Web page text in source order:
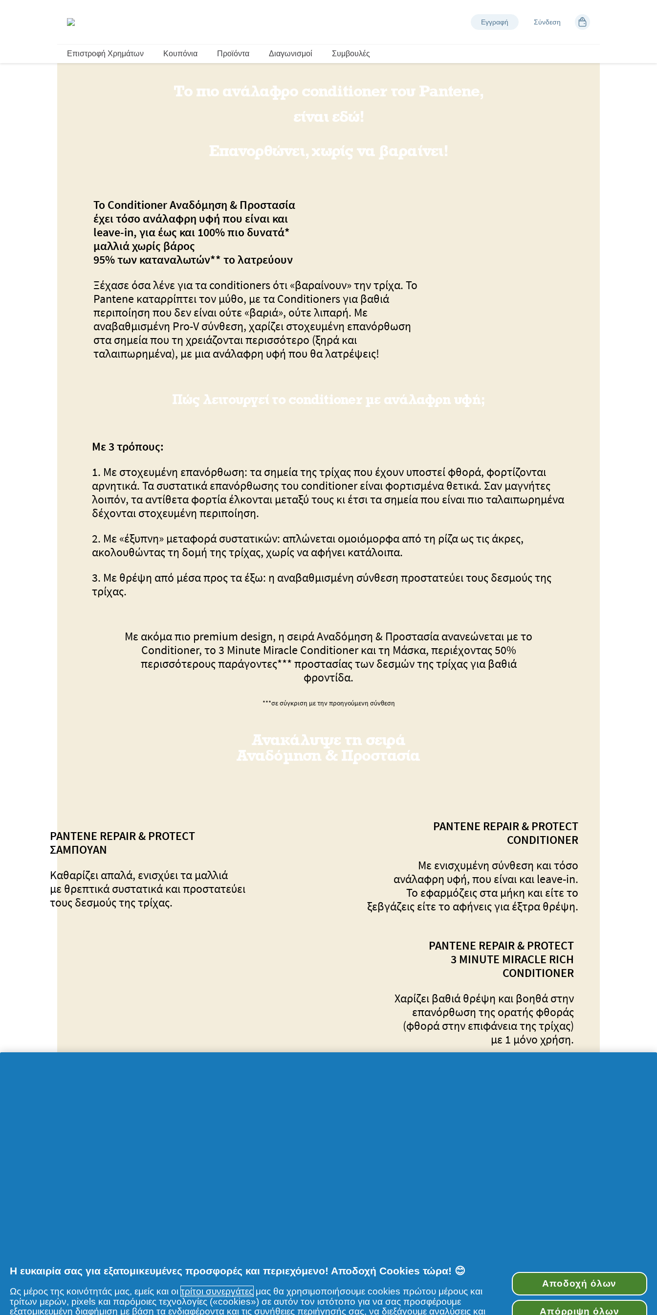
Εγγραφή Σύνδεση
Επιστροφή Χρημάτων Κουπόνια Προϊόντα Διαγωνισμοί Συμβουλές
Το πιο ανάλαφρο conditioner του Pantene,
είναι εδώ!
Επανορθώνει, χωρίς να βαραίνει!
Το Conditioner Αναδόμηση & Προστασία
έχει τόσο ανάλαφρη υφή που είναι και
leave-in, για έως και 100% πιο δυνατά*
μαλλιά χωρίς βάρος
95% των καταναλωτών** το λατρεύουν
Ξέχασε όσα λένε για τα conditioners ότι «βαραίνουν» την τρίχα. Το
Pantene καταρρίπτει τον μύθο, με τα Conditioners για βαθιά
περιποίηση που δεν είναι ούτε «βαριά», ούτε λιπαρή. Με
αναβαθμισμένη Pro-V σύνθεση, χαρίζει στοχευμένη επανόρθωση
στα σημεία που τη χρειάζονται περισσότερο (ξηρά και
ταλαιπωρημένα), με μια ανάλαφρη υφή που θα λατρέψεις!
Πώς λειτουργεί το conditioner με ανάλαφρη υφή;
Με 3 τρόπους:
1. Με στοχευμένη επανόρθωση: τα σημεία της τρίχας που έχουν υποστεί φθορά, φορτίζονται
αρνητικά. Τα συστατικά επανόρθωσης του conditioner είναι φορτισμένα θετικά. Σαν μαγνήτες
λοιπόν, τα αντίθετα φορτία έλκονται μεταξύ τους κι έτσι τα σημεία που είναι πιο ταλαιπωρημένα
δέχονται στοχευμένη περιποίηση.
2. Με «έξυπνη» μεταφορά συστατικών: απλώνεται ομοιόμορφα από τη ρίζα ως τις άκρες,
ακολουθώντας τη δομή της τρίχας, χωρίς να αφήνει κατάλοιπα.
3. Με θρέψη από μέσα προς τα έξω: η αναβαθμισμένη σύνθεση προστατεύει τους δεσμούς της
τρίχας.
Με ακόμα πιο premium design, η σειρά Αναδόμηση & Προστασία ανανεώνεται με το
Conditioner, το 3 Minute Miracle Conditioner και τη Μάσκα, περιέχοντας 50%
περισσότερους παράγοντες*** προστασίας των δεσμών της τρίχας για βαθιά
φροντίδα.
***σε σύγκριση με την προηγούμενη σύνθεση
Ανακάλυψε τη σειρά
Αναδόμηση & Προστασία
PANTENE REPAIR & PROTECT
ΣΑΜΠΟΥΑΝ
Καθαρίζει απαλά, ενισχύει τα μαλλιά
με θρεπτικά συστατικά και προστατεύει
τους δεσμούς της τρίχας.
PANTENE REPAIR & PROTECT
CONDITIONER
Με ενισχυμένη σύνθεση και τόσο
ανάλαφρη υφή, που είναι και leave-in.
Το εφαρμόζεις στα μήκη και είτε το
ξεβγάζεις είτε το αφήνεις για έξτρα θρέψη.
PANTENE REPAIR & PROTECT
3 MINUTE MIRACLE RICH
CONDITIONER
Χαρίζει βαθιά θρέψη και βοηθά στην
επανόρθωση της ορατής φθοράς
(φθορά στην επιφάνεια της τρίχας)
με 1 μόνο χρήση.
ΛΑΔΙ ΠΡΟΣΤΑΣΙΑ ΚΕΡΑΤΙΝΗΣ
Βοηθά στην επανόρθωση της φθοράς
(στην επιφάνεια της τρίχας) σε
Η ευκαιρία σας για εξατομικευμένες προσφορές και περιεχόμενο! Αποδοχή Cookies τώρα! 😊
Ως μέρος της κοινότητάς μας, εμείς και οι τρίτοι συνεργάτες μας θα χρησιμοποιήσουμε cookies πρώτου μέρους και
τρίτων μερών, pixels και παρόμοιες τεχνολογίες («cookies») σε αυτόν τον ιστότοπο για να σας προσφέρουμε
εξατομικευμένη διαφήμιση με βάση τα ενδιαφέροντα και τις συνήθειες περιήγησής σας, να διεξάγουμε αναλύσεις και
Αποδοχή όλων
Απόρριψη όλων